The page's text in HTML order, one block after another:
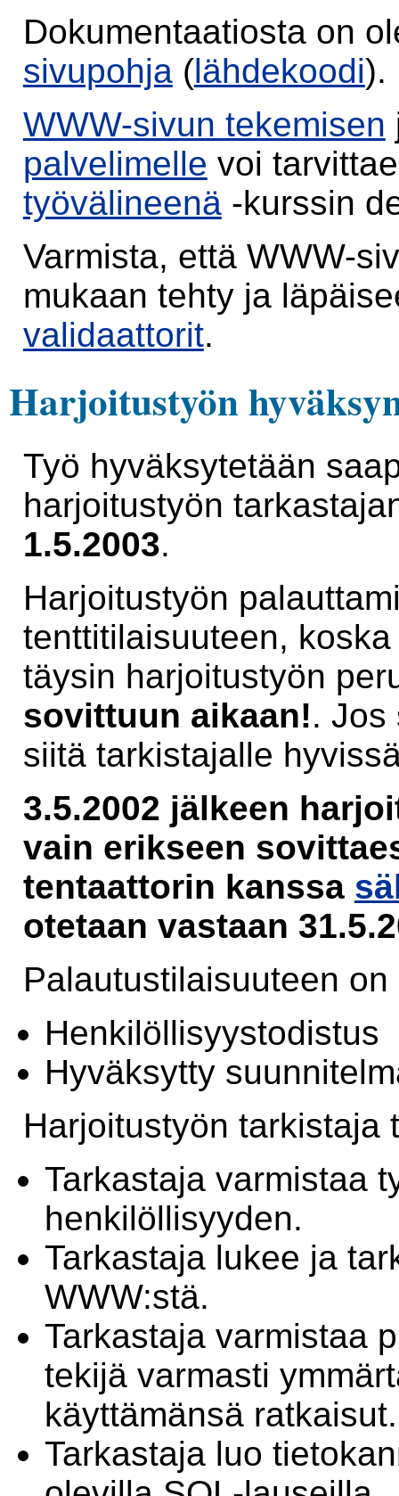
Dokumentaatiosta on
sivupohja(lähdekoodi).
WWW-sivun tekemisen
palvelimelle voi
työvälineenä-kurssin
Varmista, että WWW-
mukaan tehty ja
validaattorit.
Harjoitustyön
Työ hyväksytetään
harjoitustyön
1.5.2003.
Harjoitustyön
tenttitilaisuuteen,
täysin harjoitustyön
sovittuun aikaan!. Jos
siitä tarkistajalle
3.5.2002 jälkeen
vain erikseen
tentaattorin kanssa
otetaan vastaan
Palautustilaisuuteen
Henkilöllisyystodistus
Hyväksytty
Harjoitustyön tarkistaja
Tarkastaja varmistaa
henkilöllisyyden.
Tarkastaja lukee ja
WWW:stä.
Tarkastaja varmistaa
tekijä varmasti
käyttämänsä ratkaisut.
Tarkastaja luo